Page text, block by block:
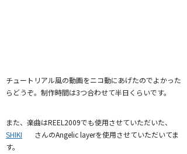
チュートリアル風の動画をニコ動にあげたのでよかった
らどうぞ。制作時間は3つ合わせて半日くらいです。
また、楽曲はREEL2009でも使用させていただいた、
SHIKI
さんのAngelic layerを使用させていただいてま
す。